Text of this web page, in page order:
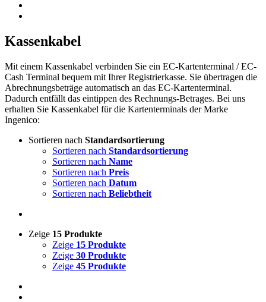
Kassenkabel
Mit einem Kassenkabel verbinden Sie ein EC-Kartenterminal / EC-
Cash Terminal bequem mit Ihrer Registrierkasse. Sie übertragen die
Abrechnungsbeträge automatisch an das EC-Kartenterminal.
Dadurch entfällt das eintippen des Rechnungs-Betrages. Bei uns
erhalten Sie Kassenkabel für die Kartenterminals der Marke
Ingenico:
Sortieren nach Standardsortierung
Sortieren nach Standardsortierung
Sortieren nach Name
Sortieren nach Preis
Sortieren nach Datum
Sortieren nach Beliebtheit
Zeige 15 Produkte
Zeige 15 Produkte
Zeige 30 Produkte
Zeige 45 Produkte